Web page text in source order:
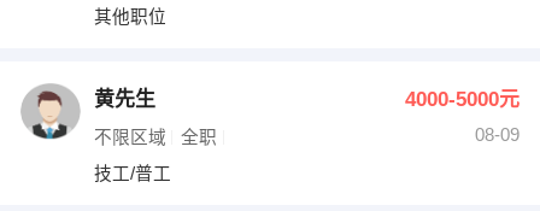
其他职位
黄先生 4000-5000元
不限区域 全职
08-09
技工/普工